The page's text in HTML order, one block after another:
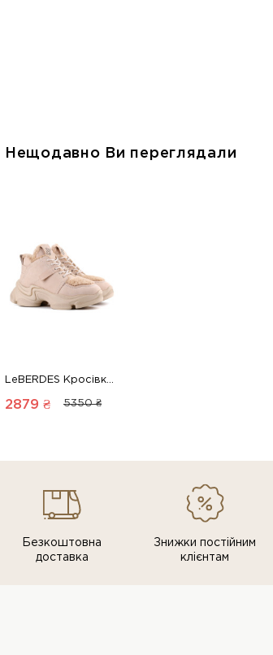
Нещодавно Ви переглядали
2879 ₴ 5350 ₴
Безкоштовна
доставка
Знижки постiйним
клiєнтам